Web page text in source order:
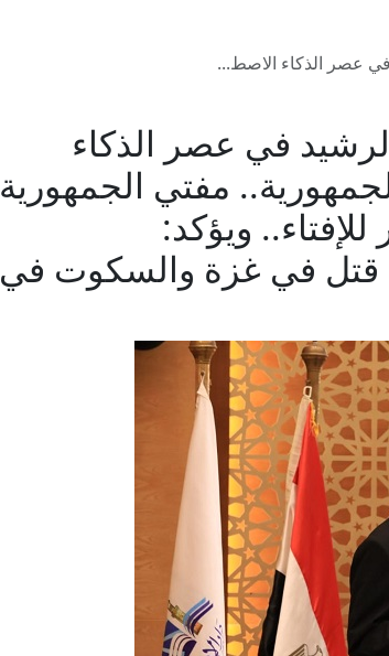
عصر الذكاء الاصط...
في عصر الذكاء
مفتي الجمهورية
ويؤكد:
قتل في غزة والسكوت في